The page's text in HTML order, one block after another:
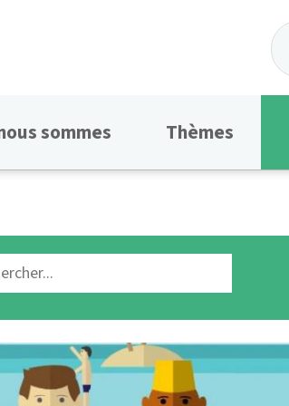
sommes Thèmes